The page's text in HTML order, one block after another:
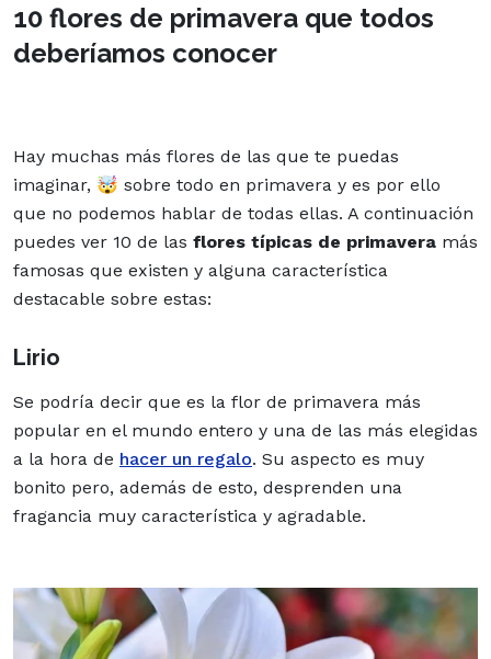
10 flores de primavera que todos
deberíamos conocer
Hay muchas más flores de las que te puedas
imaginar, 🤯 sobre todo en primavera y es por ello
que no podemos hablar de todas ellas. A continuación
puedes ver 10 de las flores típicas de primavera más
famosas que existen y alguna característica
destacable sobre estas:
Lirio
Se podría decir que es la flor de primavera más
popular en el mundo entero y una de las más elegidas
a la hora de hacer un regalo. Su aspecto es muy
bonito pero, además de esto, desprenden una
fragancia muy característica y agradable.